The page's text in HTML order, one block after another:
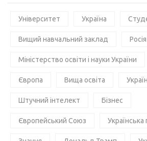
Університет Україна
Вищий навчальний заклад Росія
Міністерство освіти і науки України
Європа Вища освіта
Штучний інтелект Бізнес
Європейський Союз Українська